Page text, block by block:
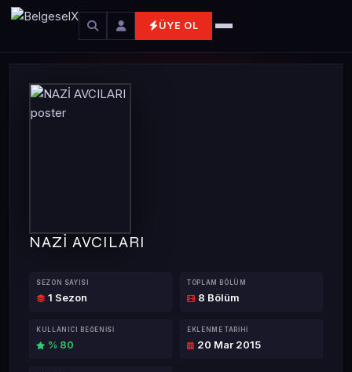
ÜYE OL
NAZİ AVCILARI
SEZON SAYISI
1 Sezon
TOPLAM BÖLÜM
8 Bölüm
KULLANICI BEĞENISI
% 80
EKLENME TARIHI
20 Mar 2015